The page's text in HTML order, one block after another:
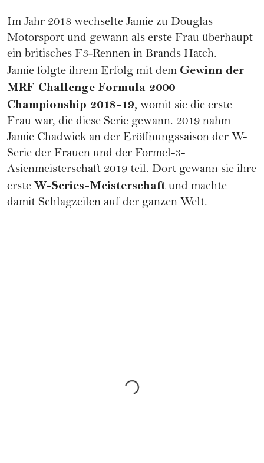
Im Jahr 2018 wechselte Jamie zu Douglas
Motorsport und gewann als erste Frau überhaupt
ein britisches F3-Rennen in Brands Hatch.
Jamie folgte ihrem Erfolg mit dem Gewinn der
MRF Challenge Formula 2000
Championship 2018-19, womit sie die erste
Frau war, die diese Serie gewann. 2019 nahm
Jamie Chadwick an der Eröffnungssaison der W-
Serie der Frauen und der Formel-3-
Asienmeisterschaft 2019 teil. Dort gewann sie ihre
erste W-Series-Meisterschaft und machte
damit Schlagzeilen auf der ganzen Welt.